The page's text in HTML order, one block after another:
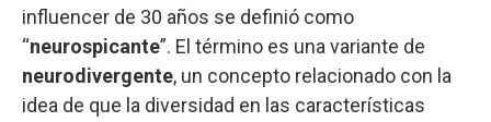
influencer de 30 años se definió como
“neurospicante”. El término es una variante de
neurodivergente, un concepto relacionado con la
idea de que la diversidad en las características